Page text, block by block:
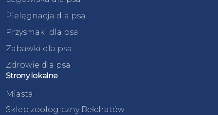
Pielęgnacja dla psa
Przysmaki dla psa
Zabawki dla psa
Zdrowie dla psa
Strony lokalne
Miasta
Sklep zoologiczny Bełchatów